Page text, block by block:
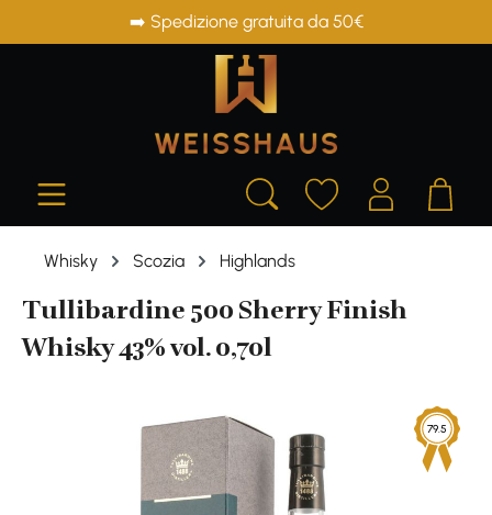
➡️ Spedizione gratuita da 50€
Whisky Scozia Highlands
Tullibardine 500 Sherry Finish
Whisky 43% vol. 0,70l
79.5